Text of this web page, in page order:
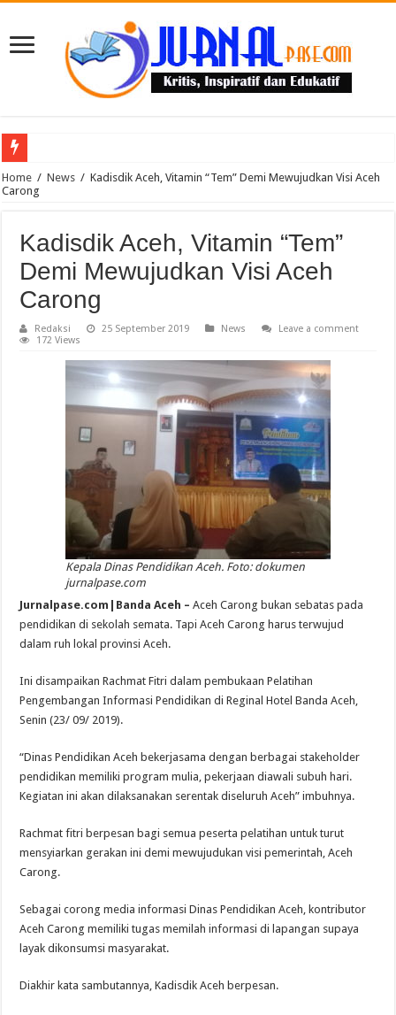
Puluhan Guru Berkumpul di TPN XIII Aceh Utara, Kacabdin Tekankan Cetak
Home / News / Kadisdik Aceh, Vitamin “Tem” Demi Mewujudkan Visi Aceh
Carong
Kadisdik Aceh, Vitamin “Tem”
Demi Mewujudkan Visi Aceh
Carong
Redaksi 25 September 2019 News
Leave a comment
172 Views
Kepala Dinas Pendidikan Aceh. Foto: dokumen
jurnalpase.com
Jurnalpase.com|Banda Aceh –Aceh Carong bukan sebatas pada
pendidikan di sekolah semata. Tapi Aceh Carong harus terwujud
dalam ruh lokal provinsi Aceh.
Ini disampaikan Rachmat Fitri dalam pembukaan Pelatihan
Pengembangan Informasi Pendidikan di Reginal Hotel Banda Aceh,
Senin (23/ 09/ 2019).
“Dinas Pendidikan Aceh bekerjasama dengan berbagai stakeholder
pendidikan memiliki program mulia, pekerjaan diawali subuh hari.
Kegiatan ini akan dilaksanakan serentak diseluruh Aceh” imbuhnya.
Rachmat fitri berpesan bagi semua peserta pelatihan untuk turut
mensyiarkan gerakan ini demi mewujudukan visi pemerintah, Aceh
Carong.
Sebagai corong media informasi Dinas Pendidikan Aceh, kontributor
Aceh Carong memiliki tugas memilah informasi di lapangan supaya
layak dikonsumsi masyarakat.
Diakhir kata sambutannya, Kadisdik Aceh berpesan.